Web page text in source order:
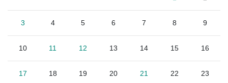
3 4 5 6 7 8 9
10 11 12 13 14 15 16
17 18 19 20 21 22 23